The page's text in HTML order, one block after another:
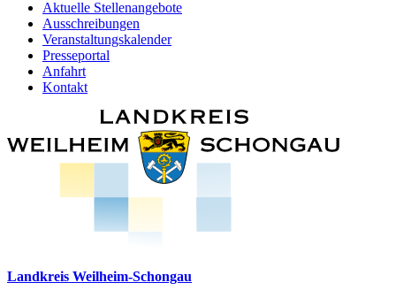
Aktuelle Stellenangebote
Ausschreibungen
Veranstaltungskalender
Presseportal
Anfahrt
Kontakt
Landkreis Weilheim-Schongau